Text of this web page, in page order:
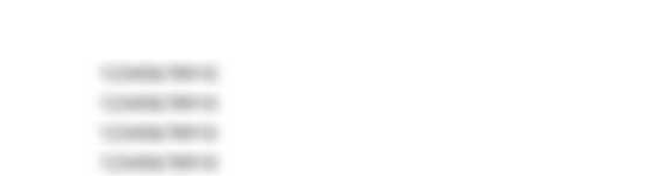
12345678910
12345678910
12345678910
12345678910